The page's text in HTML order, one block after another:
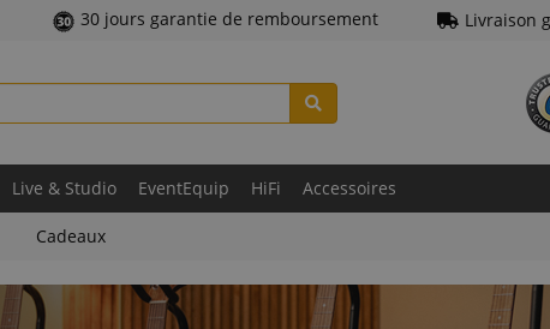
30 jours garantie de remboursement Livraison
Live & Studio EventEquip HiFi Accessoires
Cadeaux